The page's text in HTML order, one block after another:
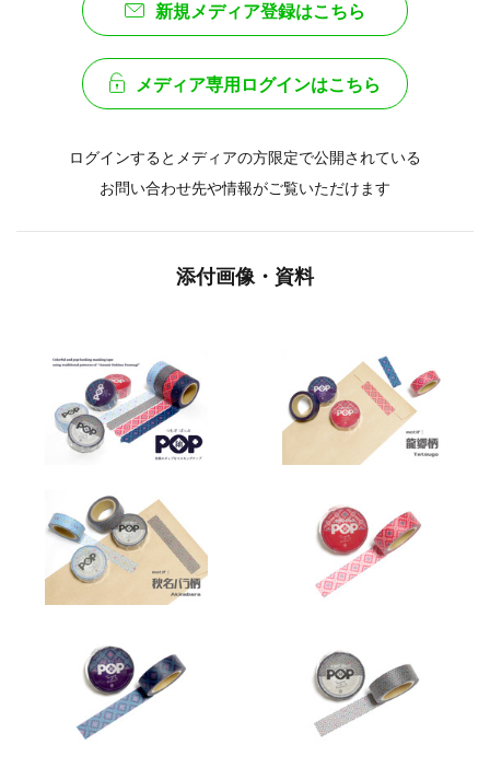
新規メディア登録はこちら
メディア専用ログインはこちら
ログインするとメディアの方限定で公開されている
お問い合わせ先や情報がご覧いただけます
添付画像・資料